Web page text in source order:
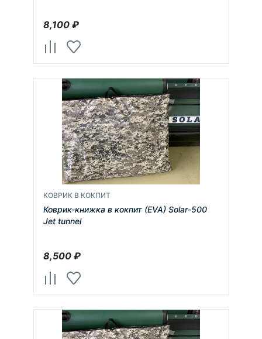
8,100₽
КОВРИК В КОКПИТ
Коврик-книжка в кокпит (EVA) Solar-500
Jet tunnel
8,500₽